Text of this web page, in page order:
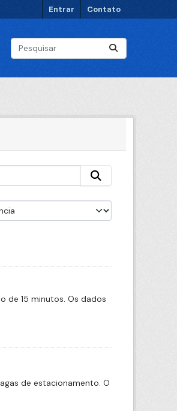
Entrar Contato
de 15 minutos. Os dados
de estacionamento. O